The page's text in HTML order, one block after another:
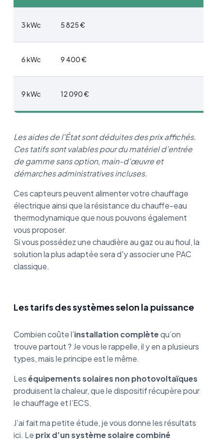
3 kWc 5 825 €
6 kWc 9 400 €
9 kWc 12 090 €
Les aides de l'État sont déduites des prix affichés.
Ces tatifs sont valables pour du matériel d’entrée
de gamme sans option, main-d’œuvre et
démarches administratives incluses.
Ces capteurs peuvent alimenter votre chauffage
électrique ainsi que la résistance du chauffe-eau
thermodynamique que nous pouvons également
vous proposer.
Si vous possédez une chaudière au gaz ou au fioul, la
solution la plus adaptée sera d'y associer une PAC
classique.
Les tarifs des systèmes selon la puissance
Combien coûte l’installation complètequ’on
trouve partout ? Je vous le rappelle, il y en a plusieurs
types, mais le principe est le même.
Leséquipements solaires non photovoltaïques
produisent la chaleur, que le dispositif récupère pour
le chauffage et l’ECS.
J’ai fait ma petite étude, je vous donne les résultats
ici. Le prix d’un système solaire combiné